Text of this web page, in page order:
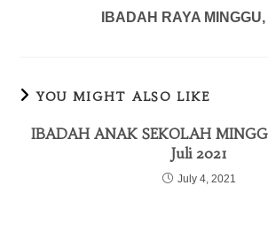
IBADAH RAYA
YOU MIGHT ALSO LIKE
IBADAH ANAK SEKOLAH
Juli 2021
July 4, 2021